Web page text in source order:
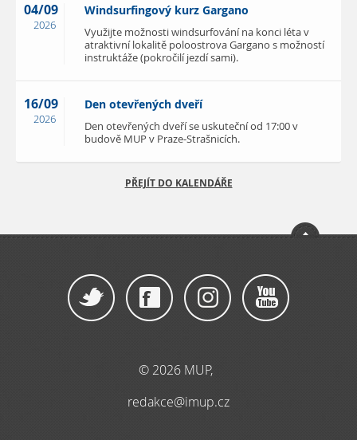
04/09
2026
Windsurfingový kurz Gargano
Využijte možnosti windsurfování na konci léta v
atraktivní lokalitě poloostrova Gargano s možností
instruktáže (pokročilí jezdí sami).
16/09
2026
Den otevřených dveří
Den otevřených dveří se uskuteční od 17:00 v
budově MUP v Praze-Strašnicích.
PŘEJÍT DO KALENDÁŘE
© 2026 MUP,
redakce@imup.cz